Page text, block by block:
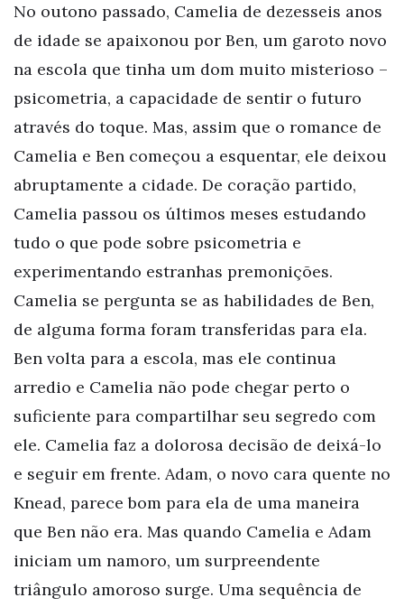
No outono passado, Camelia de dezesseis anos
de idade se apaixonou por Ben, um garoto novo
na escola que tinha um dom muito misterioso –
psicometria, a capacidade de sentir o futuro
através do toque. Mas, assim que o romance de
Camelia e Ben começou a esquentar, ele deixou
abruptamente a cidade. De coração partido,
Camelia passou os últimos meses estudando
tudo o que pode sobre psicometria e
experimentando estranhas premonições.
Camelia se pergunta se as habilidades de Ben,
de alguma forma foram transferidas para ela.
Ben volta para a escola, mas ele continua
arredio e Camelia não pode chegar perto o
suficiente para compartilhar seu segredo com
ele. Camelia faz a dolorosa decisão de deixá-lo
e seguir em frente. Adam, o novo cara quente no
Knead, parece bom para ela de uma maneira
que Ben não era. Mas quando Camelia e Adam
iniciam um namoro, um surpreendente
triângulo amoroso surge. Uma sequência de